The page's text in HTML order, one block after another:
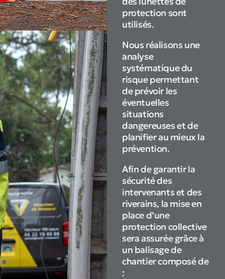
protection sont
utilisés.
Nous réalisons une
analyse
systématique du
risque permettant
de prévoir les
éventuelles
situations
dangereuses et de
planifier au mieux la
prévention.
Afin de garantir la
sécurité des
intervenants et des
riverains, la mise en
place d’une
protection collective
sera assurée grâce à
un balisage de
chantier composé de
: